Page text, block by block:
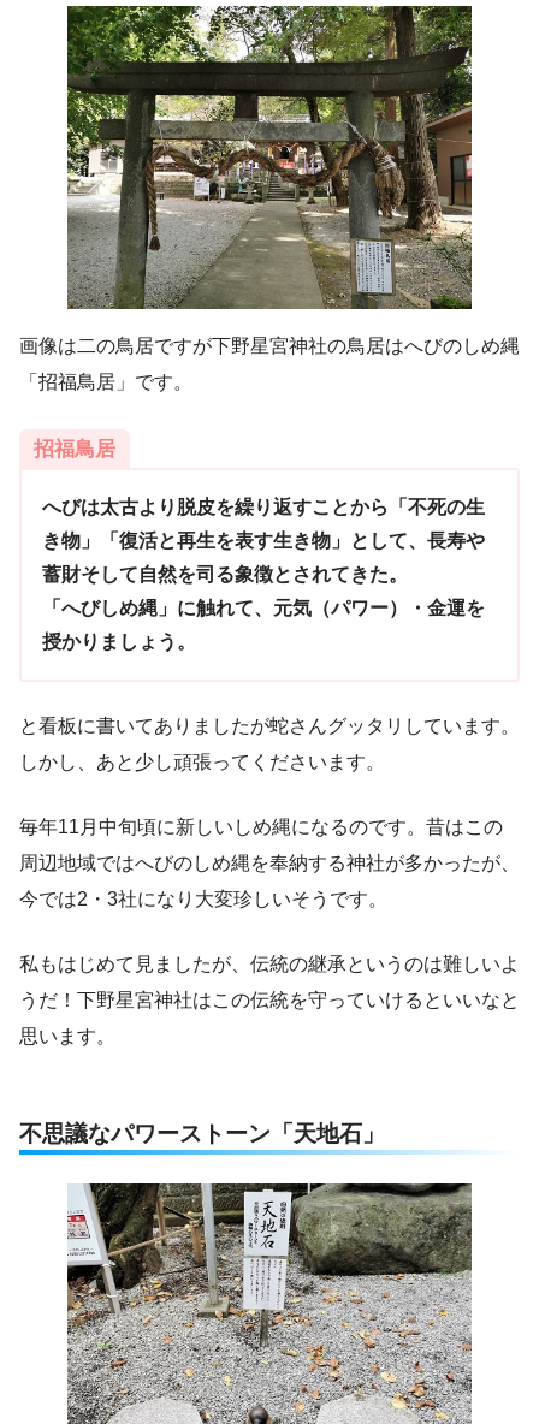
画像は二の鳥居ですが下野星宮神社の鳥居はへびのしめ縄
「招福鳥居」です。
招福鳥居
へびは太古より脱皮を繰り返すことから「不死の生
き物」「復活と再生を表す生き物」として、長寿や
蓄財そして自然を司る象徴とされてきた。
「へびしめ縄」に触れて、元気（パワー）・金運を
授かりましょう。
と看板に書いてありましたが蛇さんグッタリしています。
しかし、あと少し頑張ってくださいます。
毎年11月中旬頃に新しいしめ縄になるのです。昔はこの
周辺地域ではへびのしめ縄を奉納する神社が多かったが、
今では2・3社になり大変珍しいそうです。
私もはじめて見ましたが、伝統の継承というのは難しいよ
うだ！下野星宮神社はこの伝統を守っていけるといいなと
思います。
不思議なパワーストーン「天地石」